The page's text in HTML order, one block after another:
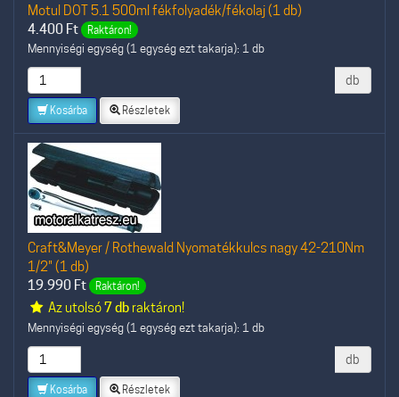
Motul DOT 5.1 500ml fékfolyadék/fékolaj (1 db)
4.400 Ft Raktáron!
Mennyiségi egység (1 egység ezt takarja): 1 db
db
Kosárba Részletek
Craft&Meyer / Rothewald Nyomatékkulcs nagy 42-210Nm
1/2" (1 db)
19.990 Ft Raktáron!
Az utolsó7 dbraktáron!
Mennyiségi egység (1 egység ezt takarja): 1 db
db
Kosárba Részletek